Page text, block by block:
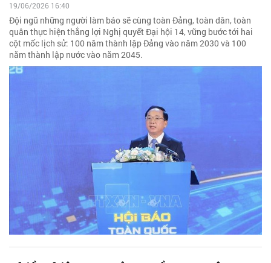
19/06/2026 16:40
Đội ngũ những người làm báo sẽ cùng toàn Đảng, toàn dân, toàn
quân thực hiện thắng lợi Nghị quyết Đại hội 14, vững bước tới hai
cột mốc lịch sử: 100 năm thành lập Đảng vào năm 2030 và 100
năm thành lập nước vào năm 2045.